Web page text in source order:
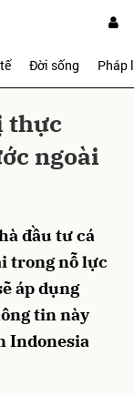
Đời sống Pháp
thực
ngoài
đầu tư cá
trong nỗ lực
áp dụng
tin này
Indonesia
Gửi